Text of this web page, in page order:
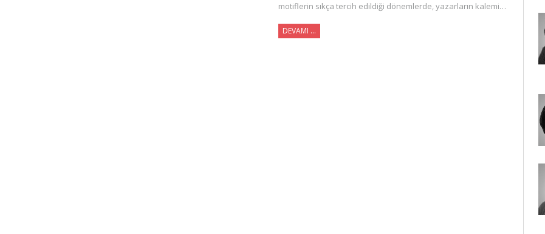
motiflerin sıkça tercih edildiği dönemlerde, yazarların kalemi…
DEVAMI …